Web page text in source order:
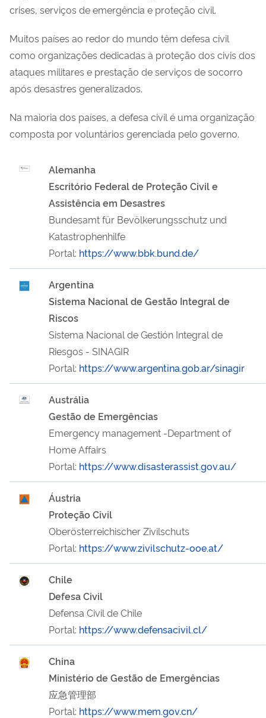
crises, serviços de emergência e proteção civil.
Muitos países ao redor do mundo têm defesa civil
como organizações dedicadas à proteção dos civis dos
ataques militares e prestação de serviços de socorro
após desastres generalizados.
Na maioria dos países, a defesa civil é uma organização
composta por voluntários gerenciada pelo governo.
Alemanha
Escritório Federal de Proteção Civil e
Assistência em Desastres
Bundesamt für Bevölkerungsschutz und
Katastrophenhilfe
Portal: https://www.bbk.bund.de/
Argentina
Sistema Nacional de Gestão Integral de
Riscos
Sistema Nacional de Gestión Integral de
Riesgos - SINAGIR
Portal: https://www.argentina.gob.ar/sinagir
Austrália
Gestão de Emergências
Emergency management -Department of
Home Affairs
Portal: https://www.disasterassist.gov.au/
Áustria
Proteção Civil
Oberösterreichischer Zivilschuts
Portal: https://www.zivilschutz-ooe.at/
Chile
Defesa Civil
Defensa Civil de Chile
Portal: https://www.defensacivil.cl/
China
Ministério de Gestão de Emergências
应急管理部
Portal: https://www.mem.gov.cn/